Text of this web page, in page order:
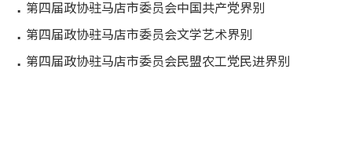
第四届政协驻马店市委员会中国共产党界别
第四届政协驻马店市委员会文学艺术界别
第四届政协驻马店市委员会民盟农工党民进界别